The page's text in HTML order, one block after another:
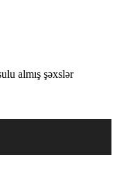
almış şəxslər